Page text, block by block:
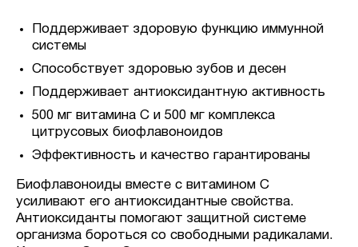
Поддерживает здоровую функцию иммунной
системы
Способствует здоровью зубов и десен
Поддерживает антиоксидантную активность
500 мг витамина С и 500 мг комплекса
цитрусовых биофлавоноидов
Эффективность и качество гарантированы
Биофлавоноиды вместе с витамином С
усиливают его антиоксидантные свойства.
Антиоксиданты помогают защитной системе
организма бороться со свободными радикалами.